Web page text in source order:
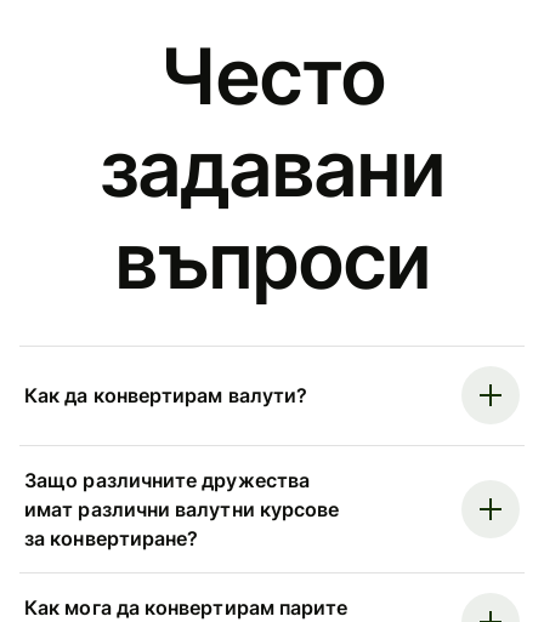
Често
задавани
въпроси
Как да конвертирам валути?
Защо различните дружества
имат различни валутни курсове
за конвертиране?
Как мога да конвертирам парите